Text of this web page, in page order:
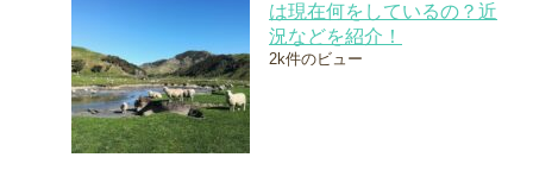
は現在何をしているの？近
況などを紹介！
2k件のビュー